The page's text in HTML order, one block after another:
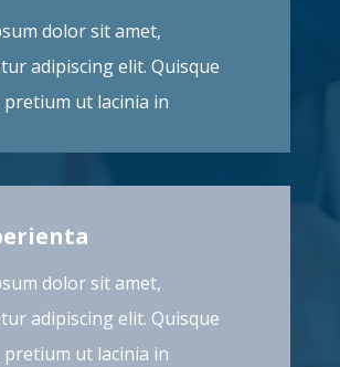
dolor sit amet,
adipiscing elit. Quisque
ut lacinia in
dolor sit amet,
adipiscing elit. Quisque
ut lacinia in